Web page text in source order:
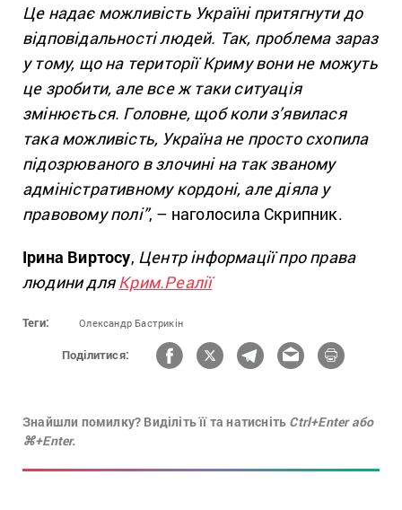
Це надає можливість Україні притягнути до
відповідальності людей. Так, проблема зараз
у тому, що на території Криму вони не можуть
це зробити, але все ж таки ситуація
змінюється. Головне, щоб коли з’явилася
така можливість, Україна не просто схопила
підозрюваного в злочині на так званому
адміністративному кордоні, але діяла у
правовому полі”, – наголосила Скрипник.
Ірина Виртосу, Центр інформації про права
людини дляКрим.Реалії
Теги: Олександр Бастрикін
Поділитися:
Знайшли помилку? Виділіть її та натисніть Ctrl+Enter або
⌘+Enter.